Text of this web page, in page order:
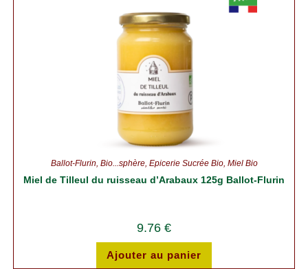
Ballot-Flurin Bio...sphère, Épicerie Sucrée Bio, Miel Bio
Miel de Tilleul du ruisseau d’Arabaux 125g Ballot-Flurin
9.76 €
Ajouter au panier